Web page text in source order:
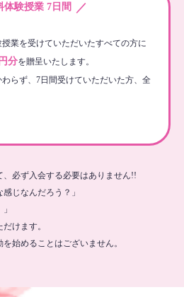
体験授業 7日間 ／
業を受けていただいたすべての方に
分を贈呈いたします。
らず、7日間受けていただいた方、全
必ず入会する必要はありません!!
じなんだろう？」
けます。
始めることはございません。